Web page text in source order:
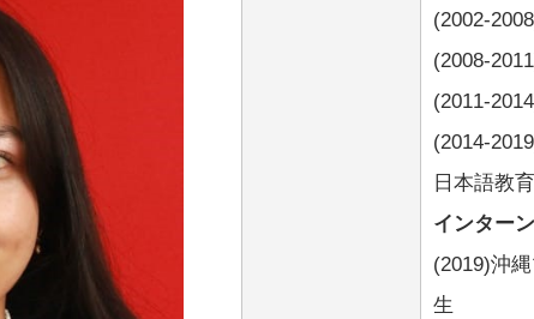
(2002-
(2008-
(2011-
(2014-
日本語教
インター
(2019)沖
生